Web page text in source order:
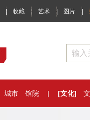
| 收藏 | 艺术 | 图片 |
城市 馆院 | [文化]